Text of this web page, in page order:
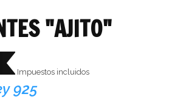
"AJITO"
Impuestos incluidos
925